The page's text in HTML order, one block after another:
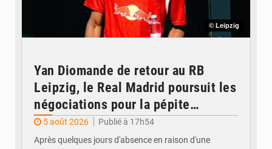
© Leipzig
Yan Diomande de retour au RB
Leipzig, le Real Madrid poursuit les
négociations pour la pépite
ivoirienne
5 août 2026
Publié à 17h54
Après quelques jours d'absence en raison d'une